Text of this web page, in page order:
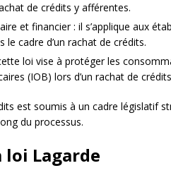
de crédits y afférentes.
et financier : il s’applique aux
le cadre d’un rachat de crédits.
loi vise à protéger les
(IOB) lors d’un rachat de
est soumis à un cadre législatif
du processus.
loi Lagarde